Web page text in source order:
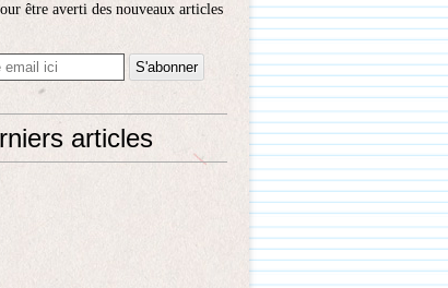
être averti des nouveaux articles
articles